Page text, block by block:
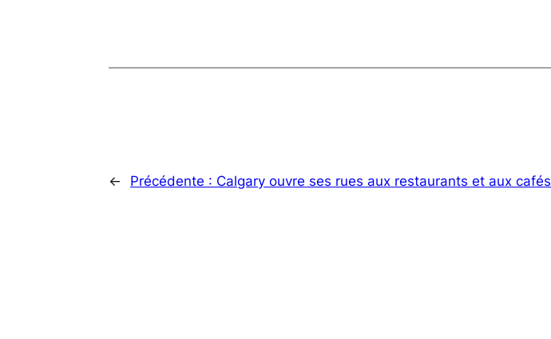
← Précédente : Calgary ouvre ses rues aux restaurants et aux cafés